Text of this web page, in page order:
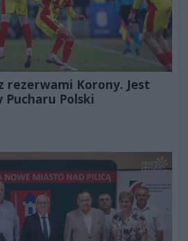
rezerwami Korony. Jest
Polski